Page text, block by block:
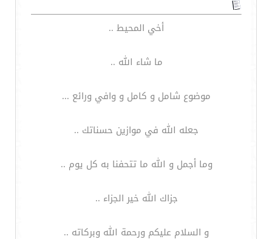
أخي المحيط ..
ما شاء الله ..
موضوع شامل و كامل و وافي ورائع ...
جعله الله في موازين حسناتك ..
وما أجمل و الله ما تتحفنا به كل يوم ..
جزاك الله خير الجزاء ..
و السلام عليكم ورحمة الله وبركاته ..